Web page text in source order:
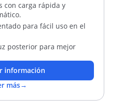
con carga rápida y
para fácil uso en el
posterior para mejor
información
más→